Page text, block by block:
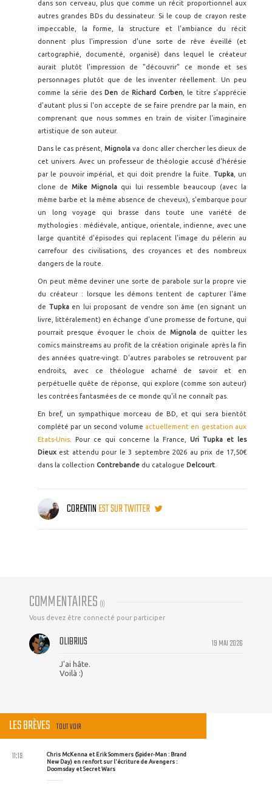
dans son cerveau, plus que comme un récit proportionnel aux
autres grandes BDs du dessinateur. Si le coup de crayon reste
impeccable, la forme, la structure et l'ambiance du récit
donnent plus l'impression d'une sorte de rêve éveillé (et
cartographié, documenté, organisé) dans lequel le créateur
aurait plutôt l'impression de "découvrir" ce monde et ses
personnages plutôt que de les inventer réellement. Un peu
comme la série des Den de Richard Corben, le titre s'apprécie
d'autant plus si l'on accepte de se faire prendre par la main, en
comprenant que nous sommes en train de visiter l'imaginaire
artistique de son auteur.
Dans le cas présent,Mignola va donc aller chercher les dieux de
cet univers. Avec un professeur de théologie accusé d'hérésie
par le pouvoir impérial, et qui doit prendre la fuite. Tupka, un
clone deMike Mignola qui lui ressemble beaucoup (avec la
même barbe et la même absence de cheveux), s'embarque pour
un long voyage qui brasse dans toute une variété de
mythologies : médiévale, antique, orientale, indienne, avec une
large quantité d'épisodes qui replacent l'image du pélerin au
carrefour des civilisations, des croyances et des nombreux
dangers de la route.
On peut même deviner une sorte de parabole sur la propre vie
du créateur : lorsque les démons tentent de capturer l'âme
de Tupka en lui proposant de vendre son âme (en signant un
livre, littéralement) en échange d'une promesse de fortune, qui
pourrait presque évoquer le choix de Mignolade quitter les
comics mainstreams au profit de la création originale après la fin
des années quatre-vingt. D'autres paraboles se retrouvent par
endroits, avec ce théologue acharné de savoir et en
perpétuelle quête de réponse, qui explore (comme son auteur)
les contrées fantasmées de ce monde qu'il ne connaît pas.
En bref, un sympathique morceau de BD, et qui sera bientôt
complété par un second volume actuellement en gestation aux
Etats-Unis . Pour ce qui concerne la France, Uri Tupka et les
Dieux est attendu pour le 3 septembre 2026 au prix de 17,50€
dans la collection Contrebande du catalogue Delcourt
CORENTINEST SUR TWITTER
COMMENTAIRES (1)
Vous devez être connecté pour participer
19 MAI 2026
OLIBRIUS
J'ai hâte.
Voilà :)
LES BRÈVES TOUT VOIR
Chris McKenna et Erik Sommers (Spider-Man : Brand
New Day) en renfort sur l'écriture de Avengers :
Doomsday et Secret Wars
11:19